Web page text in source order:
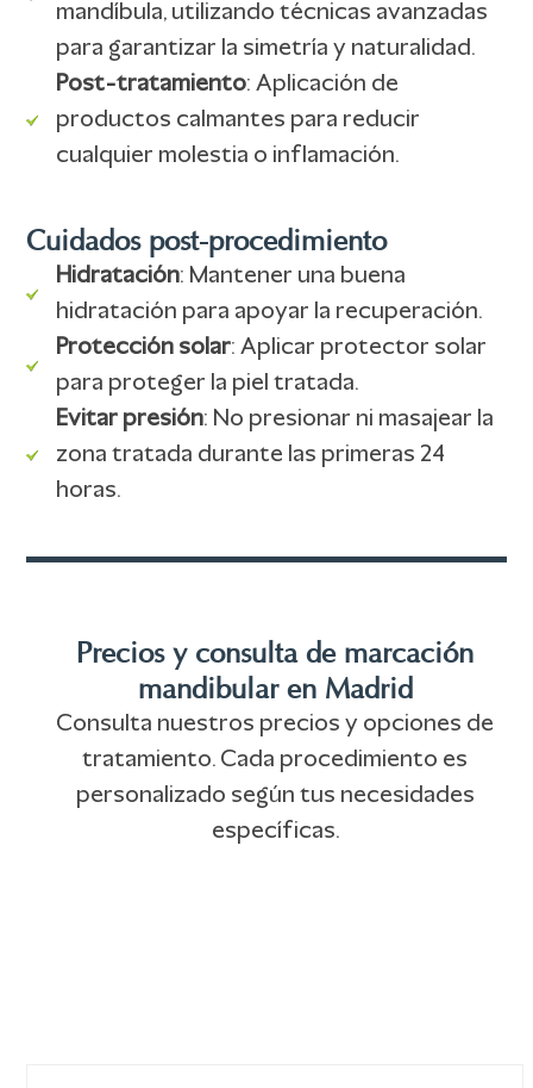
mandíbula, utilizando técnicas avanzadas
para garantizar la simetría y naturalidad.
Post-tratamiento: Aplicación de
productos calmantes para reducir
cualquier molestia o inflamación.
Cuidados post-procedimiento
Hidratación: Mantener una buena
hidratación para apoyar la recuperación.
Protección solar: Aplicar protector solar
para proteger la piel tratada.
Evitar presión: No presionar ni masajear la
zona tratada durante las primeras 24
horas.
Precios y consulta de marcación
mandibular en Madrid
Consulta nuestros precios y opciones de
tratamiento. Cada procedimiento es
personalizado según tus necesidades
específicas.